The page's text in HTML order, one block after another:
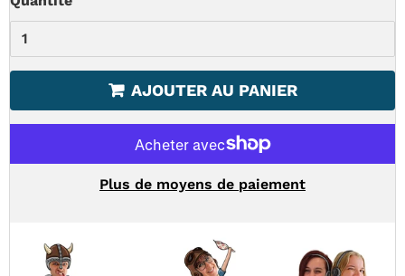
AJOUTER AU PANIER
Plus de moyens de paiement